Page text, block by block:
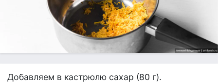
Добавляем в кастрюлю сахар (80 г).